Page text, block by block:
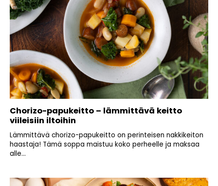
Chorizo-papukeitto – lämmittävä keitto
viileisiin iltoihin
Lämmittävä chorizo-papukeitto on perinteisen nakkikeiton
haastaja! Tämä soppa maistuu koko perheelle ja maksaa
alle...